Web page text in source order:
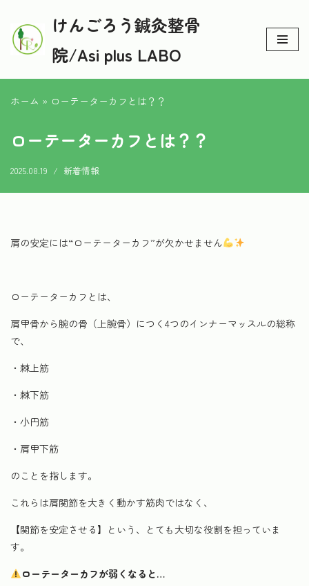
コ
ン
ツ
ス
ッ
プ
けんごろう鍼灸整骨
院/Asi plus LABO
ホーム » ローテーターカフとは？？
ローテーターカフとは？？
2025.08.19 新着情報
肩の安定には“ローテーターカフ”が欠かせません
ローテーターカフとは、
肩甲骨から腕の骨（上腕骨）につく4つのインナーマッスルの総称
で、
・棘上筋
・棘下筋
・小円筋
・肩甲下筋
のことを指します。
これらは肩関節を大きく動かす筋肉ではなく、
【関節を安定させる】という、とても大切な役割を担っていま
す。
ローテーターカフが弱くなると…